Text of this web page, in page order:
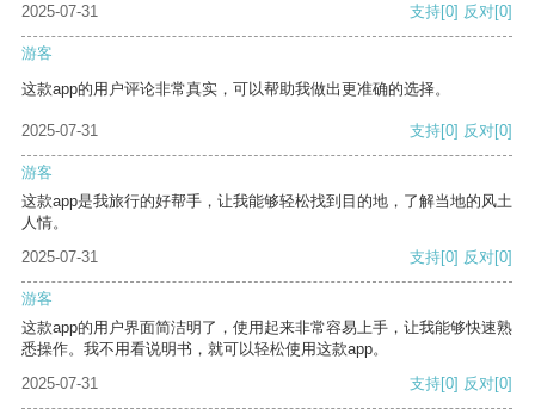
2025-07-31 支持[0] 反对[0]
游客
这款app的用户评论非常真实，可以帮助我做出更准确的选择。
2025-07-31 支持[0] 反对[0]
游客
这款app是我旅行的好帮手，让我能够轻松找到目的地，了解当地的风土
人情。
2025-07-31
支持[0] 反对[0]
游客
这款app的用户界面简洁明了，使用起来非常容易上手，让我能够快速熟
悉操作。我不用看说明书，就可以轻松使用这款app。
2025-07-31
支持[0] 反对[0]